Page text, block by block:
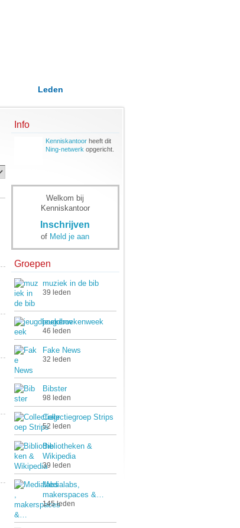
Leden
Info
Kenniskantoorheeft dit
Ning-netwerk opgericht.
Welkom bij
Kenniskantoor
Inschrijven
of Meld je aan
Groepen
muziek in de bib
39 leden
jeugdboekenweek
46 leden
Fake News
32 leden
Bibster
98 leden
Collectiegroep Strips
52 leden
Bibliotheken &
Wikipedia
39 leden
Medialabs,
makerspaces &…
145 leden